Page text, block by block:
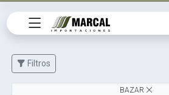
Filtros
BAZAR